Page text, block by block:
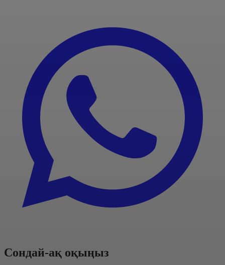
Сондай-ақ оқыңыз